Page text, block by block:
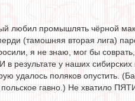
любил промышлять чёрной
(тамошняя вторая лига)
я не знаю, мог бы
результате у наших сибирских
удалось поляков опустить.
польское гавно.) Не хватило